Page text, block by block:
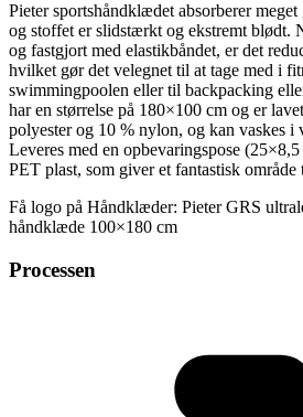
Pieter sportshåndklædet absorberer
og stoffet er slidstærkt og ekstremt blødt.
og fastgjort med elastikbåndet, er det
hvilket gør det velegnet til at tage med i
swimmingpoolen eller til backpacking
har en størrelse på 180×100 cm og er
polyester og 10 % nylon, og kan vaskes i
Leveres med en opbevaringspose
PET plast, som giver et fantastisk
Få logo på Håndklæder: Pieter GRS
håndklæde 100×180 cm
Processen